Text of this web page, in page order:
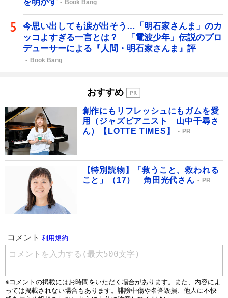
Book Bang
今思い出しても涙が出そう…「明石家さんま」のカ
ッコよすぎる一言とは？ 「電波少年」伝説のプロ
デューサーによる『人間・明石家さんま』評
Book Bang
おすすめ
創作にもリフレッシュにもガムを愛
用（ジャズピアニスト 山中千尋さ
ん）【LOTTE TIMES】
PR
【特別読物】「救うこと、救われる
こと」（17） 角田光代さん
PR